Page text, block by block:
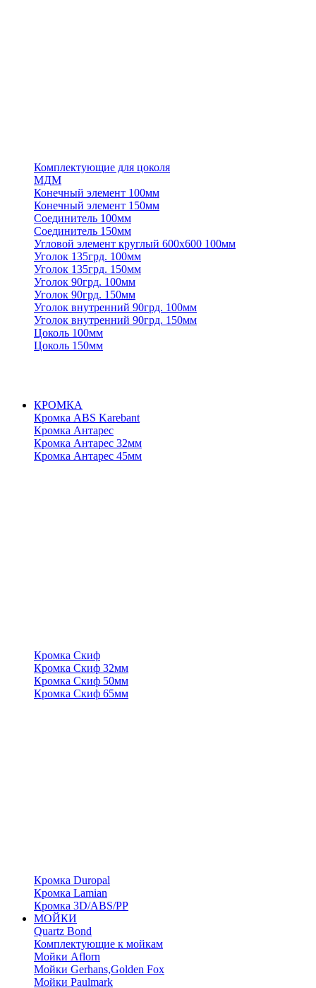
Комплектующие для цоколя
МДМ
Конечный элемент 100мм
Конечный элемент 150мм
Соединитель 100мм
Соединитель 150мм
Угловой элемент круглый 600х600 100мм
Уголок 135грд. 100мм
Уголок 135грд. 150мм
Уголок 90грд. 100мм
Уголок 90грд. 150мм
Уголок внутренний 90грд. 100мм
Уголок внутренний 90грд. 150мм
Цоколь 100мм
Цоколь 150мм
КРОМКА
Кромка ABS Karebant
Кромка Антарес
Кромка Антарес 32мм
Кромка Антарес 45мм
Кромка Скиф
Кромка Скиф 32мм
Кромка Скиф 50мм
Кромка Скиф 65мм
Кромка Duropal
Кромка Lamian
Кромка 3D/ABS/PP
МОЙКИ
Quartz Bond
Комплектующие к мойкам
Мойки Aflorn
Мойки Gerhans,Golden Fox
Мойки Paulmark